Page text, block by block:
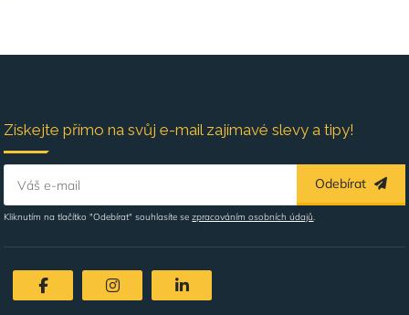
Získejte přímo na svůj e-mail zajímavé slevy a tipy!
Váš e-mail Odebírat
Kliknutím na tlačítko "Odebírat" souhlasíte sezpracováním osobních údajů.